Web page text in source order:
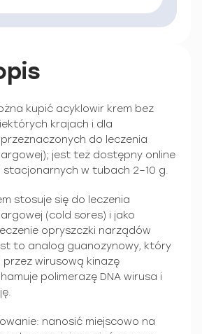
kupić acyklowir krem bez
krajach i dla
do leczenia
jest też dostępny online
stacjonarnych w tubach 2–10 g.
stosuje się do leczenia
(cold sores) i jako
opryszczki narządów
to analog guanozynowy, który
wirusową kinazę
polimerazę DNA wirusa i
nanosić miejscowo na